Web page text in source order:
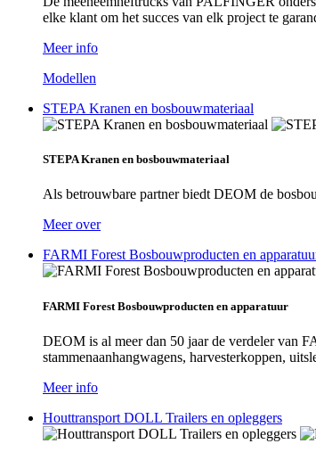
elke klant om het succes van elk project te
Meer info
Modellen
STEPA Kranen en bosbouwmateriaal
STEPA Kranen en bosbouwmateriaal
Als betrouwbare partner biedt DEOM de
Meer over
FARMI Forest Bosbouwproducten en
FARMI Forest Bosbouwproducten en apparatuur
DEOM is al meer dan 50 jaar de verdeler van
stammenaanhangwagens, harvesterkoppen,
Meer info
Houttransport DOLL Trailers en opleggers